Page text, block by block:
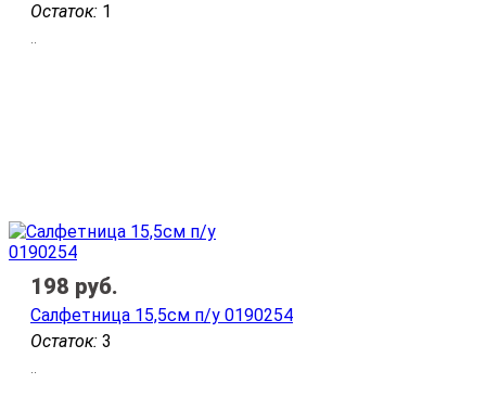
Остаток: 1
..
Остаток: 3
Салфетница 15,5см п/у 0190254
..
198 руб.